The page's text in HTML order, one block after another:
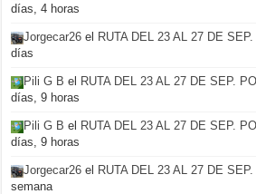
días, 4 horas
Jorgecar26 el RUTA DEL 23 AL 27 DE
días
Pili G B el RUTA DEL 23 AL 27 DE SEP.
días, 9 horas
Pili G B el RUTA DEL 23 AL 27 DE SEP.
días, 9 horas
Jorgecar26 el RUTA DEL 23 AL 27 DE
semana